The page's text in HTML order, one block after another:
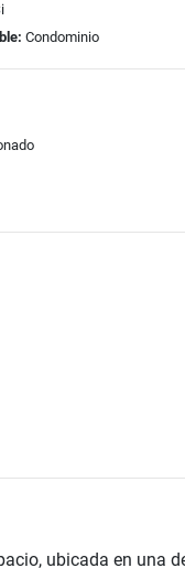
Condominio
ubicada en una